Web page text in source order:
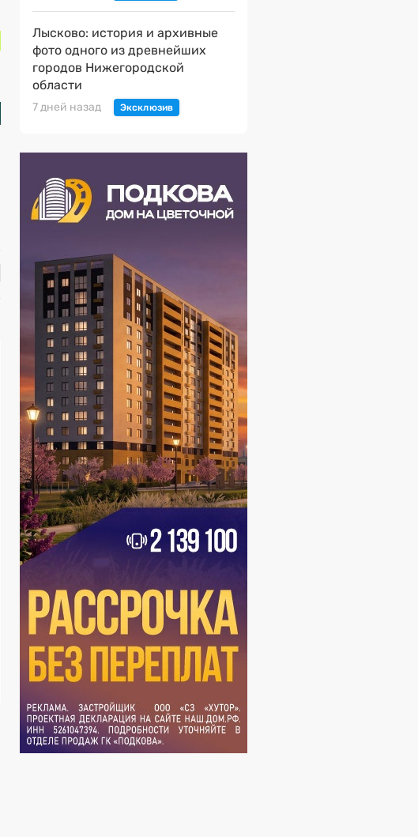
Лысково: история и архивные
фото одного из древнейших
городов Нижегородской
области
7 дней назад